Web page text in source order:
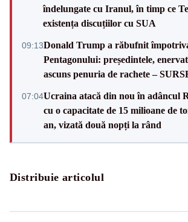
îndelungate cu Iranul, în timp ce
existența discuțiilor cu SUA
09:13Donald Trump a răbufnit
Pentagonului: președintele,
ascuns penuria de rachete –
07:04Ucraina atacă din nou în adâncul
cu o capacitate de 15 milioane de
an, vizată două nopți la rând
Distribuie articolul